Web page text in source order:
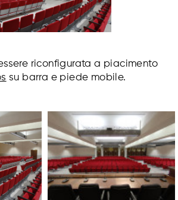
riconfigurata a piacimento
su barra e piede mobile.